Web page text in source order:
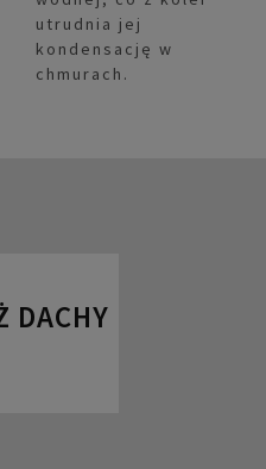
utrudnia jej
kondensację w
chmurach.
DACHY